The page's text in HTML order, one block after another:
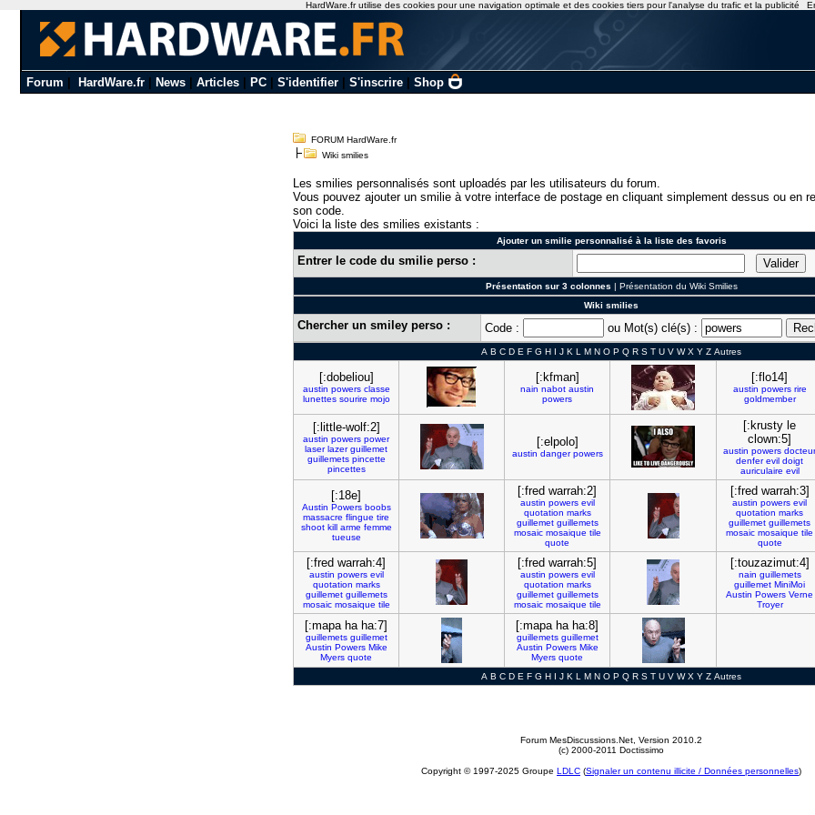
Forum HardWare.fr| News| Articles| PC| S'identifier| S'inscrire| Shop
FORUM HardWare.fr
Wiki smilies
Les smilies personnalisés sont uploadés par les utilisateurs du forum.
Vous pouvez ajouter un smilie à votre interface de postage en cliquant simplement dessus ou en
son code.
Voici la liste des smilies existants :
Ajouter un smilie personnalisé à la liste des favoris
Entrer le code du smilie perso :
Présentation sur 3 colonnes | Présentation du Wiki Smilies
Wiki smilies
Chercher un smiley perso : Code : ou Mot(s) clé(s) :
A B C D E F G H I J K L M N O P Q R S T U V W X Y Z Autres
[:dobeliou]
austin powers classe
lunettes sourire mojo
[:kfman]
nain nabot austin
powers
[:flo14]
austin powers rire
goldmember
[:little-wolf:2]
austin powers power
laser lazer guillemet
guillemets pincette
pincettes
[:elpolo]
austin danger powers
[:krusty le
clown:5]
austin powers docteur
denfer evil doigt
auriculaire evil
[:18e]
Austin Powers boobs
massacre flingue tire
shoot kill arme femme
tueuse
[:fred warrah:2]
austin powers evil
quotation marks
guillemet guillemets
mosaic mosaique tile
quote
[:fred warrah:3]
austin powers evil
quotation marks
guillemet guillemets
mosaic mosaique tile
quote
[:fred warrah:4]
austin powers evil
quotation marks
guillemet guillemets
mosaic mosaique tile
[:fred warrah:5]
austin powers evil
quotation marks
guillemet guillemets
mosaic mosaique tile
[:touzazimut:4]
nain guillemets
guillemet MiniMoi
Austin Powers Verne
Troyer
[:mapa ha ha:7]
guillemets guillemet
Austin Powers Mike
Myers quote
[:mapa ha ha:8]
guillemets guillemet
Austin Powers Mike
Myers quote
A B C D E F G H I J K L M N O P Q R S T U V W X Y Z Autres
Forum MesDiscussions.Net , Version 2010.2
(c) 2000-2011 Doctissimo
Copyright © 1997-2025 Groupe LDLC (Signaler un contenu illicite / Données personnelles)
HardWare.fr utilise des cookies pour une navigation optimale et des cookies tiers pour l'analyse du trafic et la publicité